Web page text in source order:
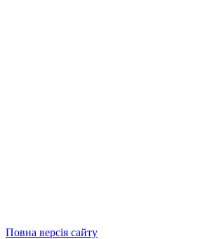
Повна версія сайту